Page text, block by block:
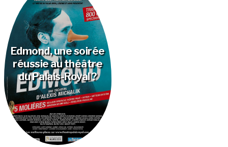
Edmond, une soirée
réussie au théâtre
du Palais-Royal ?